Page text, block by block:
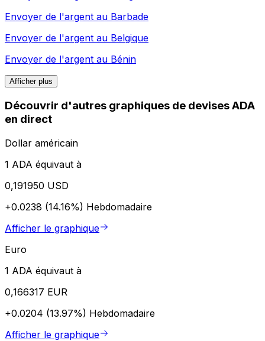
Envoyer de l'argent au Barbade
Envoyer de l'argent au Belgique
Envoyer de l'argent au Bénin
Afficher plus
Découvrir d'autres graphiques de devises ADA
en direct
Dollar américain
1 ADA équivaut à
0,191950 USD
+0.0238 (14.16%) Hebdomadaire
Afficher le graphique
Euro
1 ADA équivaut à
0,166317 EUR
+0.0204 (13.97%) Hebdomadaire
Afficher le graphique